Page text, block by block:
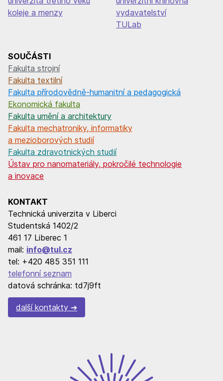
koleje a menzy
vydavatelství
TULab
SOUČÁSTI
Fakulta strojní
Fakulta textilní
Fakulta přírodovědně-humanitní a pedagogická
Ekonomická fakulta
Fakulta umění a architektury
Fakulta mechatroniky, informatiky
a mezioborových studií
Fakulta zdravotnických studií
Ústav pro nanomateriály, pokročilé technologie
a inovace
KONTAKT
Technická univerzita v Liberci
Studentská 1402/2
461 17 Liberec 1
mail: info@tul.cz
tel: +420 485 351 111
telefonní seznam
datová schránka: td7j9ft
další kontakty